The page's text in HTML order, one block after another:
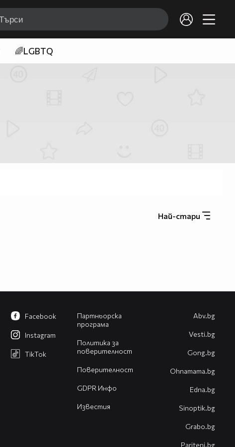
🌈LGBTQ
Най-стари
Партньорска
програма
Политика за
поверителност
Поверителност
GDPR Инфо
Известия
Facebook
Instagram
TikTok
Abv.bg
Vesti.bg
Gong.bg
Оhnamama.bg
Edna.bg
Sinoptik.bg
Grabo.bg
Pariteni.bg